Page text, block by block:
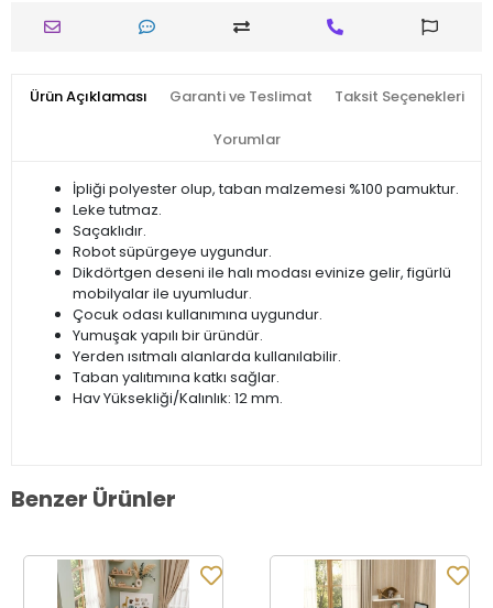
Ürün Açıklaması Garanti ve Teslimat Taksit Seçenekleri
Yorumlar
İpliği polyester olup, taban malzemesi %100 pamuktur.
Leke tutmaz.
Saçaklıdır.
Robot süpürgeye uygundur.
Dikdörtgen deseni ile halı modası evinize gelir, figürlü
mobilyalar ile uyumludur.
Çocuk odası kullanımına uygundur.
Yumuşak yapılı bir üründür.
Yerden ısıtmalı alanlarda kullanılabilir.
Taban yalıtımına katkı sağlar.
Hav Yüksekliği/Kalınlık: 12 mm.
Benzer Ürünler